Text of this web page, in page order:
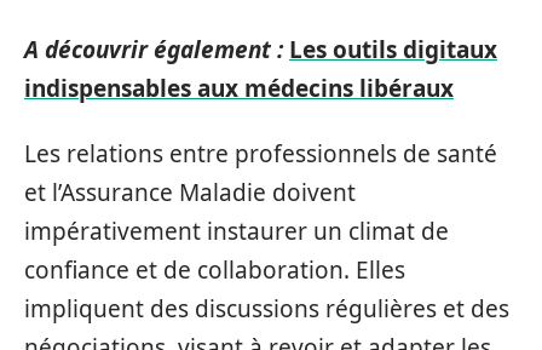
A découvrir également : Les outils digitaux
indispensables aux médecins libéraux
Les relations entre professionnels de santé
et l’Assurance Maladie doivent
impérativement instaurer un climat de
confiance et de collaboration. Elles
impliquent des discussions régulières et des